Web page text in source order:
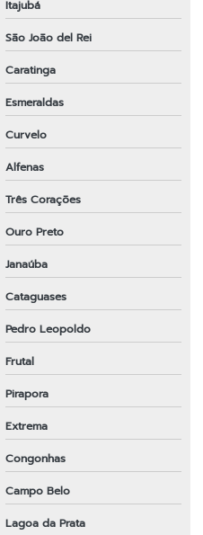
Itajubá
São João del Rei
Caratinga
Esmeraldas
Curvelo
Alfenas
Três Corações
Ouro Preto
Janaúba
Cataguases
Pedro Leopoldo
Frutal
Pirapora
Extrema
Congonhas
Campo Belo
Lagoa da Prata